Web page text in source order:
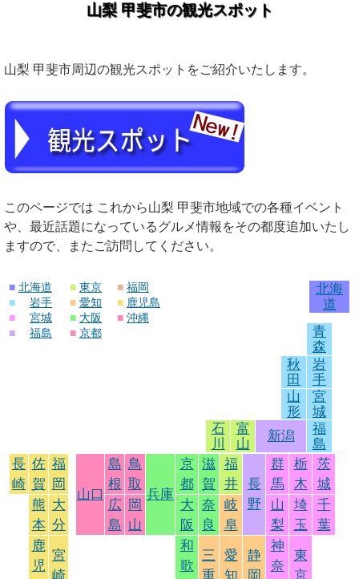
山梨 甲斐市の観光スポット
山梨 甲斐市周辺の観光スポットをご紹介いたします。
このページでは これから山梨 甲斐市地域での各種イベント
や、最近話題になっているグルメ情報をその都度追加いたし
ますので、またご訪問してください。
■ 北海道
■
岩手
■
宮城
■
福島
■ 東京
■ 愛知
■ 大阪
■ 京都
■ 福岡
■ 鹿児島
■ 沖縄
北海
道
青
森
秋
田
岩
手
山
形
宮
城
石
川
富
山
新潟
福
島
長
崎
佐
賀
福
岡
山口
島
根
鳥
取
兵庫
京
都
滋
賀
福
井
長
野
群
馬
栃
木
茨
城
熊
本
大
分
広
島
岡
山
大
阪
奈
良
岐
阜
山
梨
埼
玉
千
葉
鹿
児
宮
崎
和
歌
三
重
愛
知
静
岡
神
奈
東
京